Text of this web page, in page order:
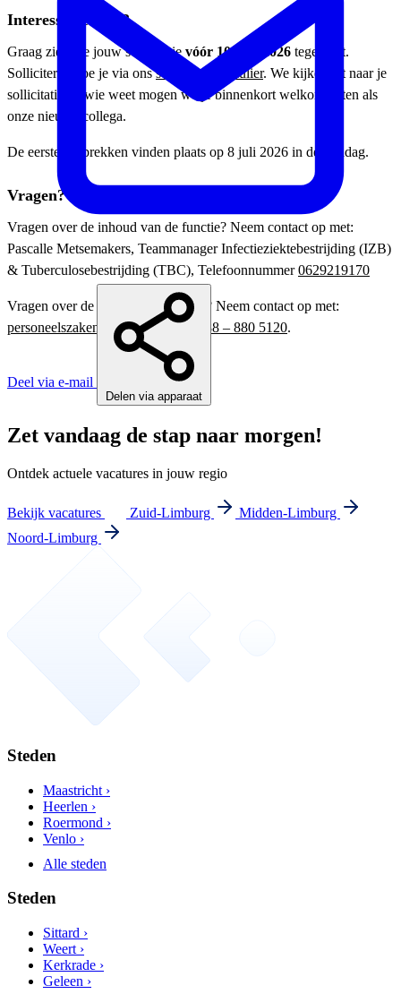
Interesse gewekt?
Graag zien we jouw sollicitatie vóór 10 juni 2026 tegemoet.
Solliciteren doe je via onssollicitatieformulier. We kijken uit naar je
sollicitatie en wie weet mogen we je binnenkort welkom heten als
onze nieuwe collega.
De eerste gesprekken vinden plaats op 8 juli 2026 in de middag.
Vragen?
Vragen over de inhoud van de functie? Neem contact op met:
Pascalle Metsemakers, Teammanager Infectieziektebestrijding (IZB)
& Tuberculosebestrijding (TBC), Telefoonnummer0629219170
Vragen over de wervingsprocedure? Neem contact op met:
personeelszaken@ggdzl.nlof via 088 – 880 5120.
Deel via e-mail
Delen via apparaat
Zet vandaag de stap naar morgen!
Ontdek actuele vacatures in jouw regio
Bekijk vacatures Zuid-Limburg
Midden-Limburg
Noord-Limburg
Steden
Maastricht ›
Heerlen ›
Roermond ›
Venlo ›
Alle steden
Steden
Sittard ›
Weert ›
Kerkrade ›
Geleen ›